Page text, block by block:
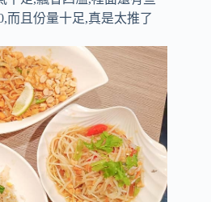
而且份量十足,真是太推了